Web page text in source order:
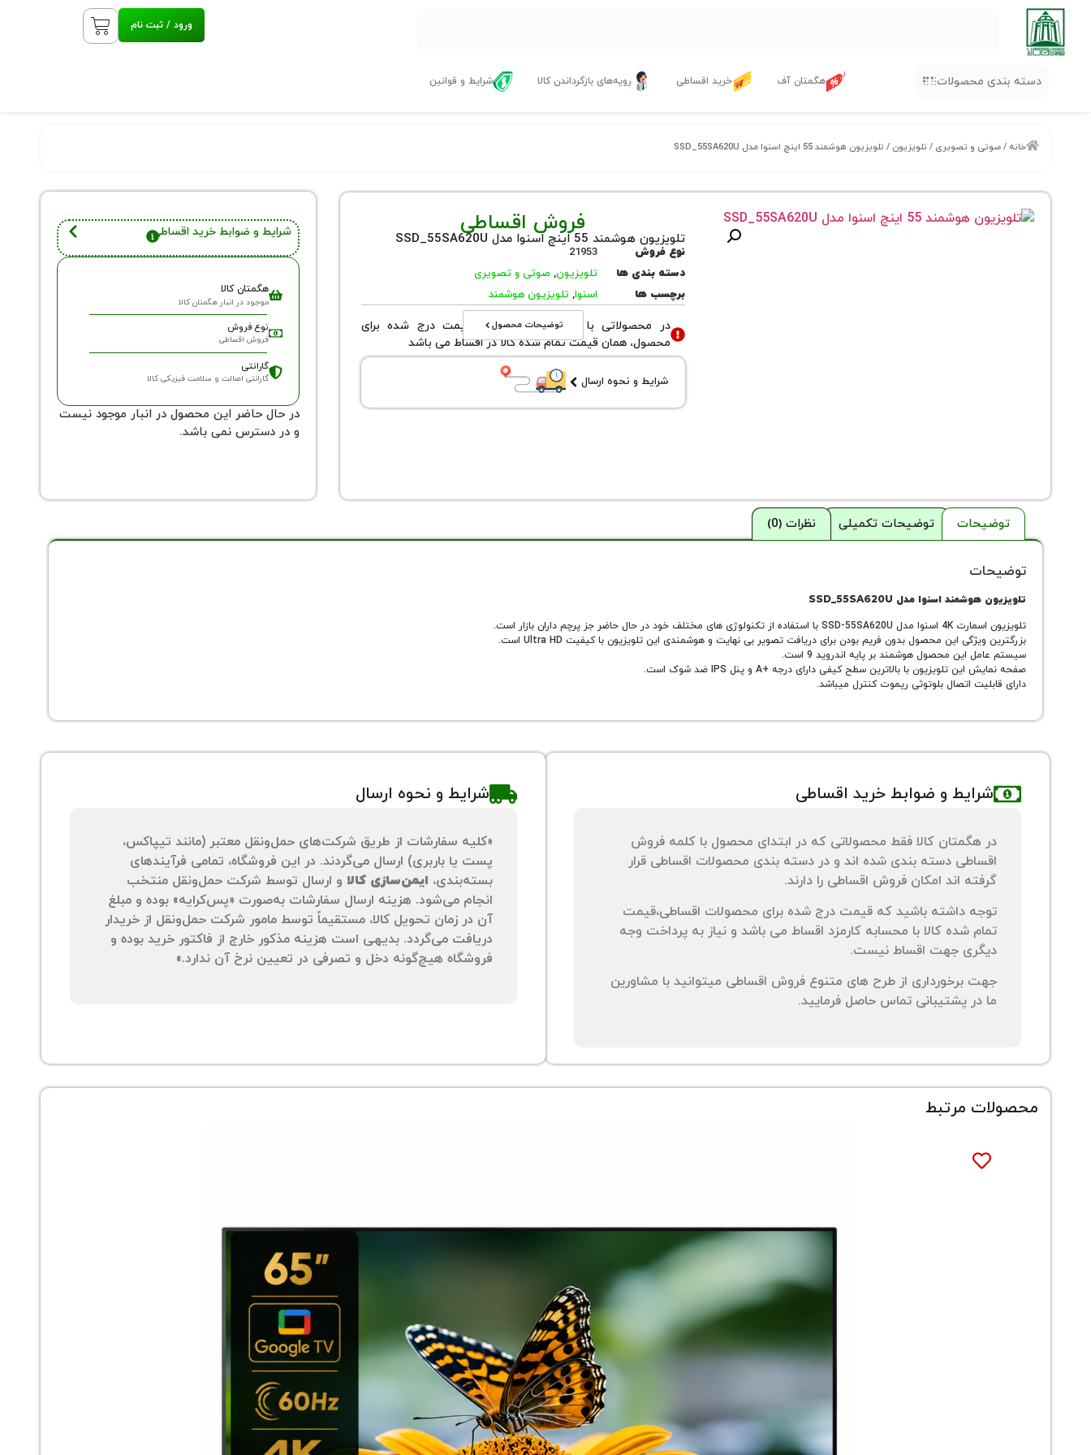
ورود / ثبت نام
دسته بندی محصولات هگمتان آف خرید اقساطی رویه‌های بازگرداندن کالا شرایط و قوانین
خانه /صوتی و تصویری / تلویزیون / تلویزیون هوشمند 55 اینچ اسنوا مدل SSD_55SA620U
فروش اقساطی
تلویزیون هوشمند 55 اینچ اسنوا مدل SSD_55SA620U
نوع فروش
21953
دسته بندی ها
تلویزیون,صوتی و تصویری
برچسب ها
اسنوا,تلویزیون هوشمند
توضیحات محصول
در محصولاتی با نوع فروش اقساطی قیمت درج شده برای
محصول، همان قیمت تمام شده کالا در اقساط می باشد
شرایط و نحوه ارسال
شرایط و ضوابط خرید اقساطی
هگمتان کالا
موجود در انبار هگمتان کالا
نوع فروش
فروش اقساطی
گارانتی
گارانتی اصالت و سلامت فیزیکی کالا
در حال حاضر این محصول در انبار موجود نیست
و در دسترس نمی باشد.
توضیحات توضیحات تکمیلی نظرات (0)
توضیحات
تلویزیون هوشمند اسنوا مدل SSD_55SA620U
تلویزیون اسمارت 4K اسنوا مدل SSD-55SA620U با استفاده از تکنولوژی های مختلف خود در حال حاضر جز پرچم داران بازار است.
بزرگترین ویژگی این محصول بدون فریم بودن برای دریافت تصویر بی نهایت و هوشمندی این تلویزیون با کیفیت Ultra HD است.
سیستم عامل این محصول هوشمند بر پایه اندروید 9 است.
صفحه نمایش این تلویزیون با بالاترین سطح کیفی دارای درجه +A و پنل IPS ضد شوک است.
دارای قابلیت اتصال بلوتوثی ریموت کنترل میباشد.
شرایط و ضوابط خرید اقساطی
در هگمتان کالا فقط محصولاتی که در ابتدای محصول با کلمه فروش
اقساطی دسته بندی شده اند و در دسته بندی محصولات اقساطی قرار
گرفته اند امکان فروش اقساطی را دارند.
توجه داشته باشید که قیمت درج شده برای محصولات اقساطی،قیمت
تمام شده کالا با محسابه کارمزد اقساط می باشد و نیاز به پرداخت وجه
دیگری جهت اقساط نیست.
جهت برخورداری از طرح های متنوع فروش اقساطی میتوانید با مشاورین
ما در پشتیبانی تماس حاصل فرمایید.
شرایط و نحوه ارسال
«کلیه سفارشات از طریق شرکت‌های حمل‌ونقل معتبر (مانند تیپاکس،
پست یا باربری) ارسال می‌گردند. در این فروشگاه، تمامی فرآیندهای
بسته‌بندی، ایمن‌سازی کالا و ارسال توسط شرکت حمل‌ونقل منتخب
انجام می‌شود. هزینه ارسال سفارشات به‌صورت «پس‌کرایه» بوده و مبلغ
آن در زمان تحویل کالا، مستقیماً توسط مامور شرکت حمل‌ونقل از خریدار
دریافت می‌گردد. بدیهی است هزینه مذکور خارج از فاکتور خرید بوده و
فروشگاه هیچ‌گونه دخل و تصرفی در تعیین نرخ آن ندارد.»
محصولات مرتبط